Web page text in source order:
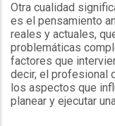
Otra cualidad
es el pensamiento
reales y actuales,
problemáticas
factores que
decir, el profesional
los aspectos que
planear y ejecutar